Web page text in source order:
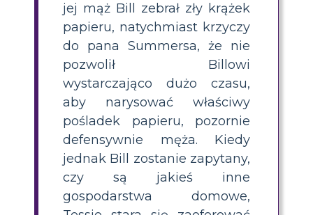
jej mąż Bill zebrał zły krążek
papieru, natychmiast krzyczy
do pana Summersa, że ​​nie
pozwolił Billowi
wystarczająco dużo czasu,
aby narysować właściwy
pośladek papieru, pozornie
defensywnie męża. Kiedy
jednak Bill zostanie zapytany,
czy są jakieś inne
gospodarstwa domowe,